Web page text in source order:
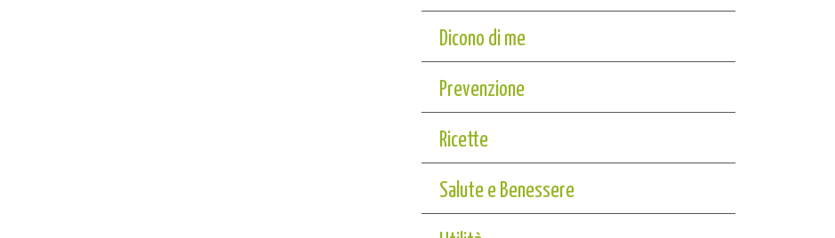
Dicono di me
Prevenzione
Ricette
Salute e Benessere